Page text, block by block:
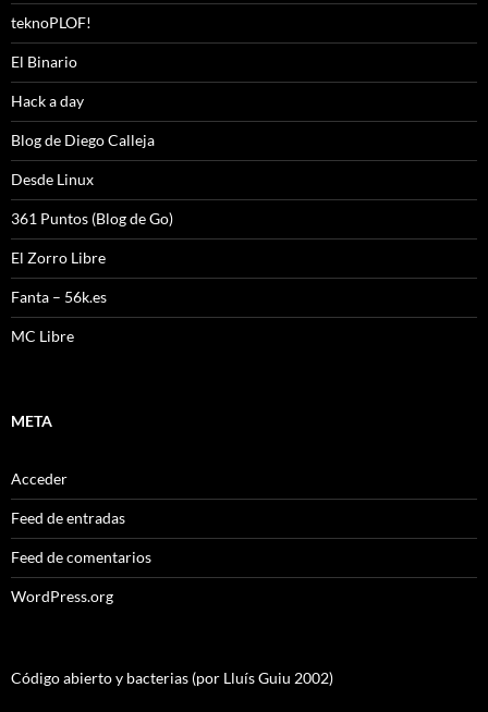
teknoPLOF!
El Binario
Hack a day
Blog de Diego Calleja
Desde Linux
361 Puntos (Blog de Go)
El Zorro Libre
Fanta – 56k.es
MC Libre
META
Acceder
Feed de entradas
Feed de comentarios
WordPress.org
Código abierto y bacterias (por Lluís Guiu 2002)